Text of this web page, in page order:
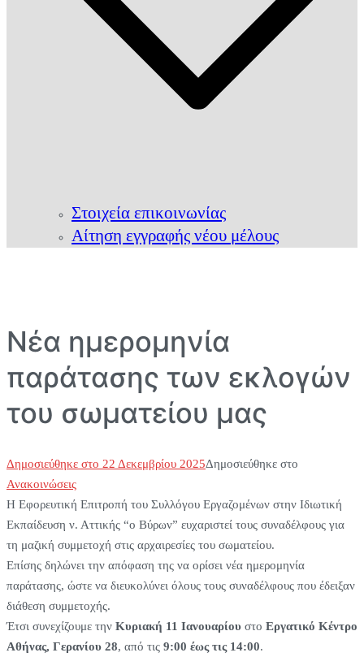
Στοιχεία επικοινωνίας
Αίτηση εγγραφής νέου μέλους
Νέα ημερομηνία
παράτασης των εκλογών
του σωματείου μας
Δημοσιεύθηκε στο 22 Δεκεμβρίου 2025Δημοσιεύθηκε στο
Ανακοινώσεις
Η Εφορευτική Επιτροπή του Συλλόγου Εργαζομένων στην Ιδιωτική
Εκπαίδευση ν. Αττικής “ο Βύρων” ευχαριστεί τους συναδέλφους για
τη μαζική συμμετοχή στις αρχαιρεσίες του σωματείου.
Επίσης δηλώνει την απόφαση της να ορίσει νέα ημερομηνία
παράτασης, ώστε να διευκολύνει όλους τους συναδέλφους που έδειξαν
διάθεση συμμετοχής.
Έτσι συνεχίζουμε την Κυριακή 11 Ιανουαρίου στο Εργατικό Κέντρο
Αθήνας, Γερανίου 28, από τις 9:00 έως τις 14:00.